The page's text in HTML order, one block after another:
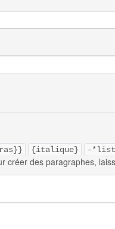
{italique} -
créer des paragraphes,